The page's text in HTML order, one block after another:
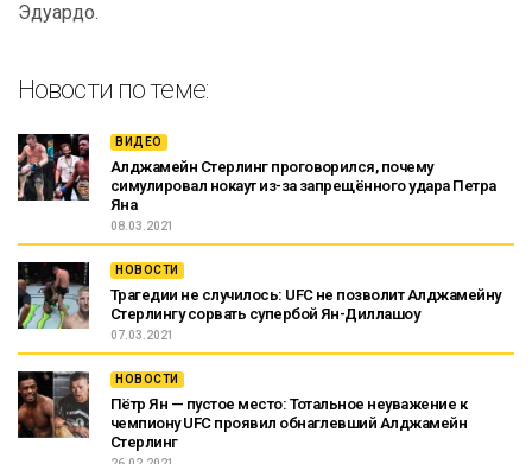
Эдуардо.
Новости по теме:
ВИДЕО
Алджамейн Стерлинг проговорился, почему
симулировал нокаут из-за запрещённого удара Петра
Яна
08.03.2021
НОВОСТИ
Трагедии не случилось: UFC не позволит Алджамейну
Стерлингу сорвать супербой Ян-Диллашоу
07.03.2021
НОВОСТИ
Пётр Ян — пустое место: Тотальное неуважение к
чемпиону UFC проявил обнаглевший Алджамейн
Стерлинг